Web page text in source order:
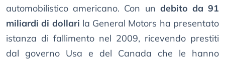
automobilistico americano. Con un debito da 91
miliardi di dollari la General Motors ha presentato
istanza di fallimento nel 2009, ricevendo prestiti
dal governo Usa e del Canada che le hanno